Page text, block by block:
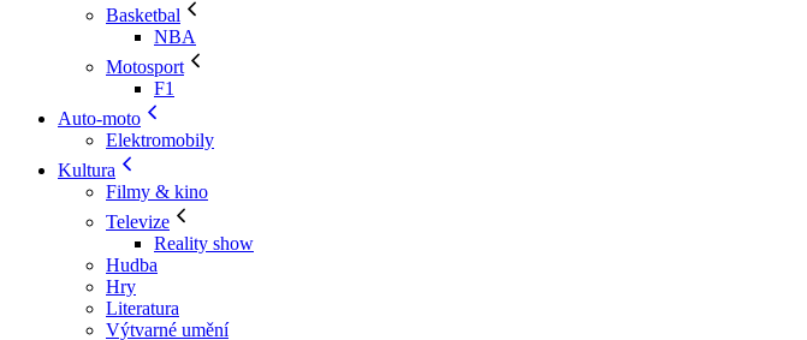
Basketbal
NBA
Motosport
F1
Auto-moto
Elektromobily
Kultura
Filmy & kino
Televize
Reality show
Hudba
Hry
Literatura
Výtvarné umění